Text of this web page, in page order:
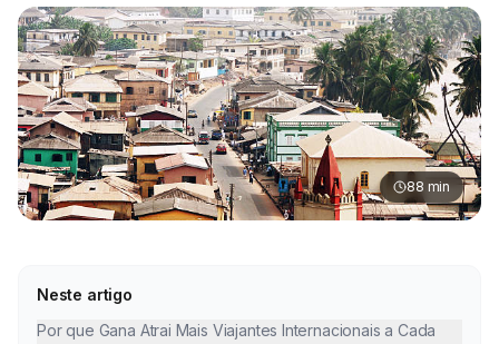
88 min
Neste artigo
Por que Gana Atrai Mais Viajantes Internacionais a Cada